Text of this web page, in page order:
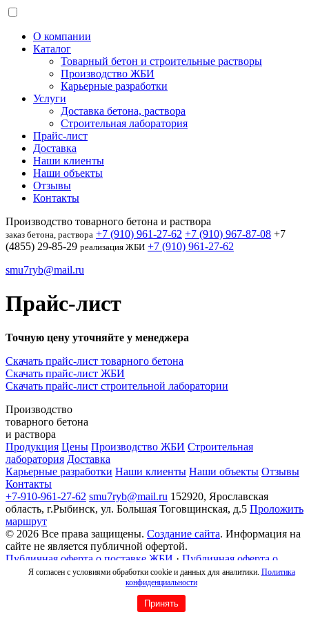
Я согласен с условиями обработки cookie и данных для аналитики. Политика
конфиденциальности
Принять
О компании
Каталог
Товарный бетон и строительные растворы
Производство ЖБИ
Карьерные разработки
Услуги
Доставка бетона, раствора
Строительная лаборатория
Прайс-лист
Доставка
Наши клиенты
Наши объекты
Отзывы
Контакты
Производство товарного бетона и раствора
заказ бетона, раствора +7 (910) 961-27-62 +7 (910) 967-87-08 +7
(4855) 29-85-29 реализация ЖБИ +7 (910) 961-27-62
smu7ryb@mail.ru
Прайс-лист
Точную цену уточняйте у менеджера
Скачать прайс-лист товарного бетона
Скачать прайс-лист ЖБИ
Скачать прайс-лист строительной лаборатории
Производство
товарного бетона
и раствора
Продукция Цены Производство ЖБИ Строительная
лаборатория Доставка
Карьерные разработки Наши клиенты Наши объекты Отзывы
Контакты
+7-910-961-27-62 smu7ryb@mail.ru 152920, Ярославская
область, г.Рыбинск, ул. Большая Тоговщинская, д.5 Проложить
маршрут
© 2026 Все права защищены. Создание сайта. Информация на
сайте не является публичной офертой.
Публичная оферта о поставке ЖБИ · Публичная оферта о
бетонной смеси·Политика конфиденциальности